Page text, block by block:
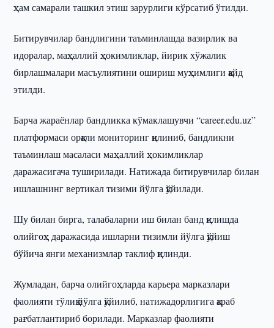
ҳам самарали ташкил этиш зарурлиги кўрсатиб ўтилди.
Битирувчилар бандлигини таъминлашда вазирлик ва
идоралар, маҳаллий ҳокимликлар, йирик хўжалик
бирлашмалари масъулиятини ошириш муҳимлиги қайд
этилди.
Барча жараёнлар бандликка кўмаклашувчи “career.edu.uz”
платформаси орқали мониторинг қилиниб, бандликни
таъминлаш масаласи маҳаллий ҳокимликлар
даражасигача туширилади. Натижада битирувчилар билан
ишлашнинг вертикал тизими йўлга қўйилади.
Шу билан бирга, талабаларни иш билан банд қилишда
олийгоҳ даражасида ишларни тизимли йўлга қўйиш
бўйича янги механизмлар таклиф қилинди.
Жумладан, барча олийгоҳларда карьера марказлари
фаолияти тўлиқ йўлга қўйилиб, натижадорлигига қараб
рағбатлантириб борилади. Марказлар фаолияти